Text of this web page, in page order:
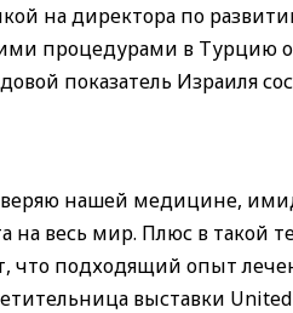
на директора по
процедурами в Турцию
показатель Израиля
нашей медицине,
весь мир. Плюс в такой
что подходящий опыт
выставки